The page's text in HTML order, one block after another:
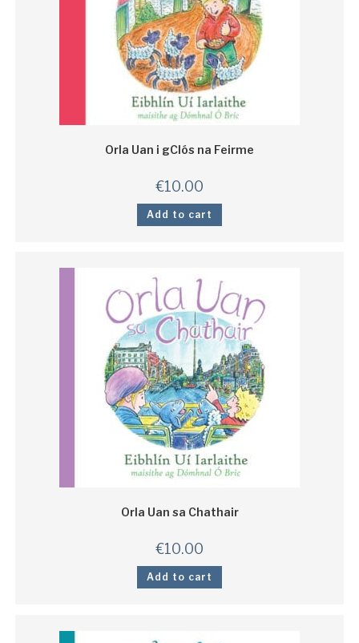
Orla Uan i gClós na Feirme
€10.00
Add to cart
Orla Uan sa Chathair
€10.00
Add to cart